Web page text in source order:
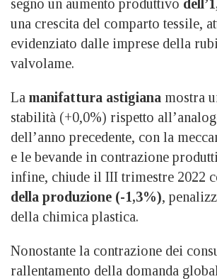
segno un aumento produttivo
una crescita del comparto tessile,
evidenziato dalle imprese della
valvolame.
La manifattura astigiana mostra
stabilità (+0,0%) rispetto
dell’anno precedente, con la
e le bevande in contrazione
infine, chiude il III trimestre 2022
della produzione (-1,3%),
della chimica plastica.
Nonostante la contrazione dei
rallentamento della domanda